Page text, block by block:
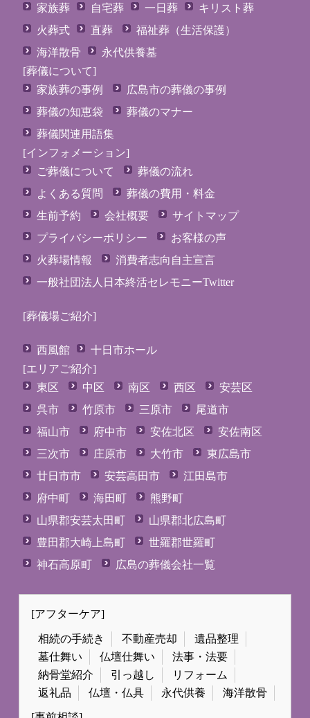
家族葬
自宅葬 一日葬
キリスト葬
火葬式
直葬
福祉葬（生活保護）
海洋散骨
永代供養墓
[葬儀について]
家族葬の事例
広島市の葬儀の事例
葬儀の知恵袋
葬儀のマナー
葬儀関連用語集
[インフォメーション]
ご葬儀について
葬儀の流れ
よくある質問
葬儀の費用・料金
生前予約
会社概要
サイトマップ
プライバシーポリシー
お客様の声
火葬場情報
消費者志向自主宣言
一般社団法人日本終活セレモニーTwitter
[葬儀場ご紹介]
西風館
十日市ホール
[エリアご紹介]
東区
中区 南区 西区
安芸区
呉市
竹原市 三原市
尾道市
福山市
府中市 安佐北区
安佐南区
三次市
庄原市 大竹市
東広島市
廿日市市
安芸高田市
江田島市
府中町
海田町
熊野町
山県郡安芸太田町
山県郡北広島町
豊田郡大崎上島町
世羅郡世羅町
神石高原町
広島の葬儀会社一覧
[アフターケア]
相続の手続き 不動産売却
遺品整理
墓仕舞い
仏壇仕舞い
法事・法要
納骨堂紹介
引っ越し
リフォーム
返礼品
仏壇・仏具 永代供養 海洋散骨